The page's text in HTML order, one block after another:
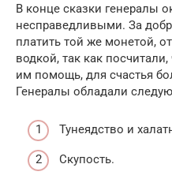
В конце сказки генералы
несправедливыми. За
платить той же монетой,
водкой, так как
им помощь, для счастья
Генералы обладали
Тунеядство и
Скупость.